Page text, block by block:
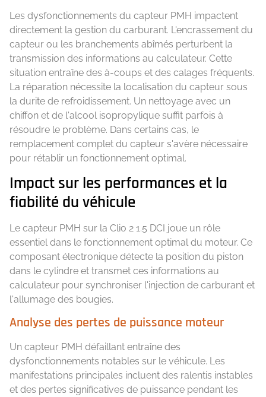
Les dysfonctionnements du capteur PMH impactent
directement la gestion du carburant. L'encrassement du
capteur ou les branchements abîmés perturbent la
transmission des informations au calculateur. Cette
situation entraîne des à-coups et des calages fréquents.
La réparation nécessite la localisation du capteur sous
la durite de refroidissement. Un nettoyage avec un
chiffon et de l'alcool isopropylique suffit parfois à
résoudre le problème. Dans certains cas, le
remplacement complet du capteur s'avère nécessaire
pour rétablir un fonctionnement optimal.
Impact sur les performances et la
fiabilité du véhicule
Le capteur PMH sur la Clio 2 1.5 DCI joue un rôle
essentiel dans le fonctionnement optimal du moteur. Ce
composant électronique détecte la position du piston
dans le cylindre et transmet ces informations au
calculateur pour synchroniser l'injection de carburant et
l'allumage des bougies.
Analyse des pertes de puissance moteur
Un capteur PMH défaillant entraîne des
dysfonctionnements notables sur le véhicule. Les
manifestations principales incluent des ralentis instables
et des pertes significatives de puissance pendant les